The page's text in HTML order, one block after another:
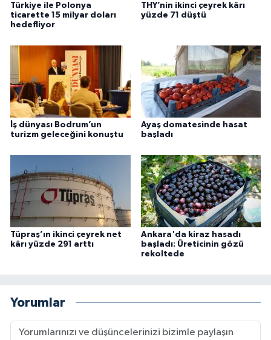
Türkiye ile Polonya
ticarette 15 milyar doları
hedefliyor
THY’nin ikinci çeyrek kârı
yüzde 71 düştü
İş dünyası Bodrum’un
turizm geleceğini konuştu
Ayaş domatesinde hasat
başladı
Tüpraş’ın ikinci çeyrek net
kârı yüzde 291 arttı
Ankara'da kiraz hasadı
başladı: Üreticinin gözü
rekoltede
Yorumlar